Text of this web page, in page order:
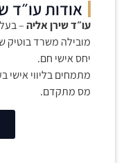
אודות עו״ד
עו״ד שירן אליה–
מובילה משרד
יחס אישי חם.
מתמחים בליווי אישי
מס מתקדם.